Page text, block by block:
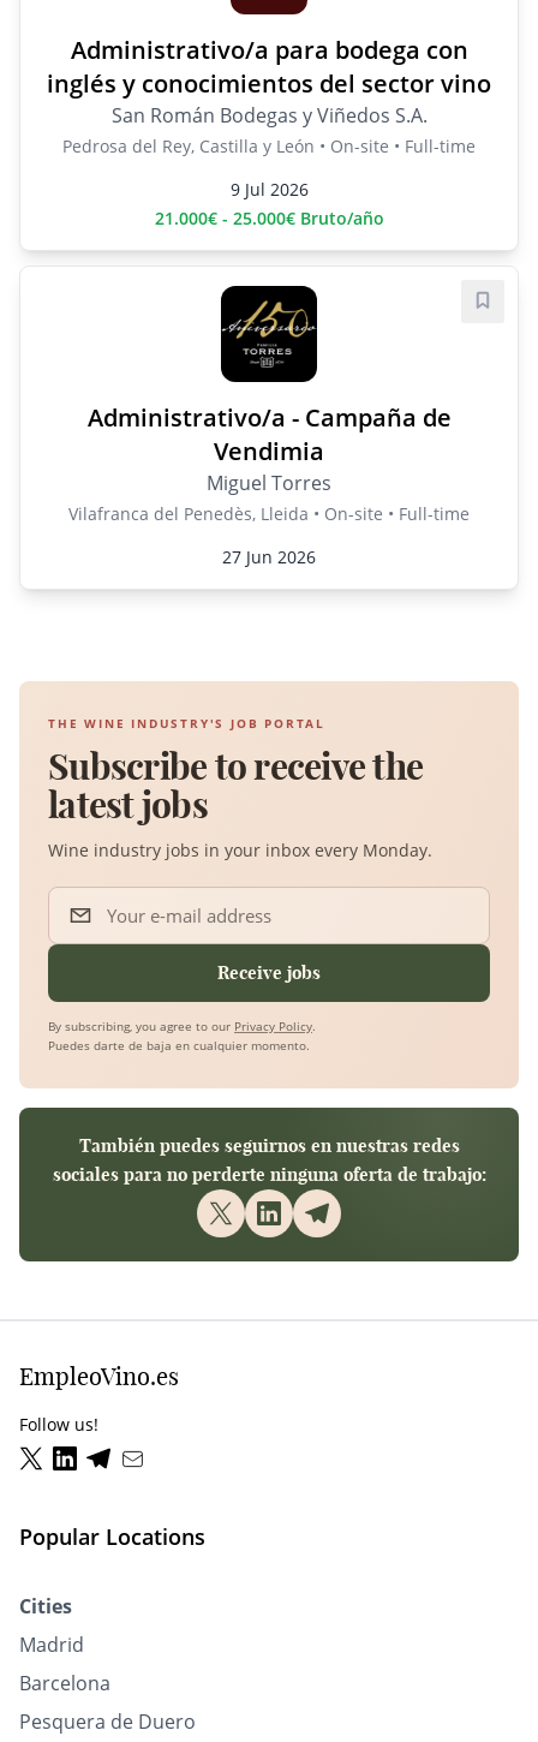
Administrativo/a para bodega con
inglés y conocimientos del sector vino
San Román Bodegas y Viñedos S.A.
Pedrosa del Rey, Castilla y León • On-site • Full-time
9 Jul 2026
21.000€ - 25.000€ Bruto/año
Administrativo/a - Campaña de
Vendimia
Miguel Torres
Vilafranca del Penedès, Lleida • On-site • Full-time
27 Jun 2026
Save
THE WINE INDUSTRY'S JOB PORTAL
Subscribe to receive the
latest jobs
Wine industry jobs in your inbox every Monday.
Your e-mail address
Receive jobs
By subscribing, you agree to our Privacy Policy.
Puedes darte de baja en cualquier momento.
También puedes seguirnos en nuestras redes
sociales para no perderte ninguna oferta de trabajo:
EmpleoVino.es
Follow us!
Popular Locations
Cities
Madrid
Barcelona
Pesquera de Duero